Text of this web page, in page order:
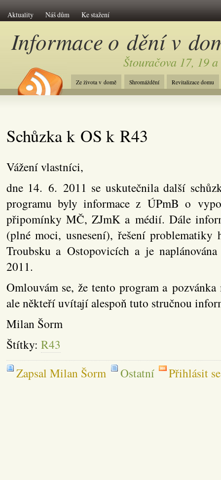
Aktuality Náš dům Ke stažení
Informace o dění v
Štouračova 17, 19
Ze života v domě Shromáždění Revitalizace domu
Schůzka k OS k R43
Vážení vlastníci,
dne 14. 6. 2011 se uskutečnila další
programu byly informace z ÚPmB o
připomínky MČ, ZJmK a médií. Dále
(plné moci, usnesení), řešení
Troubsku a Ostopovicích a je
2011.
Omlouvám se, že tento program a
ale někteří uvítají alespoň tuto stručnou
Milan Šorm
Štítky: R43
Zapsal Milan Šorm
Ostatní Přihlásit